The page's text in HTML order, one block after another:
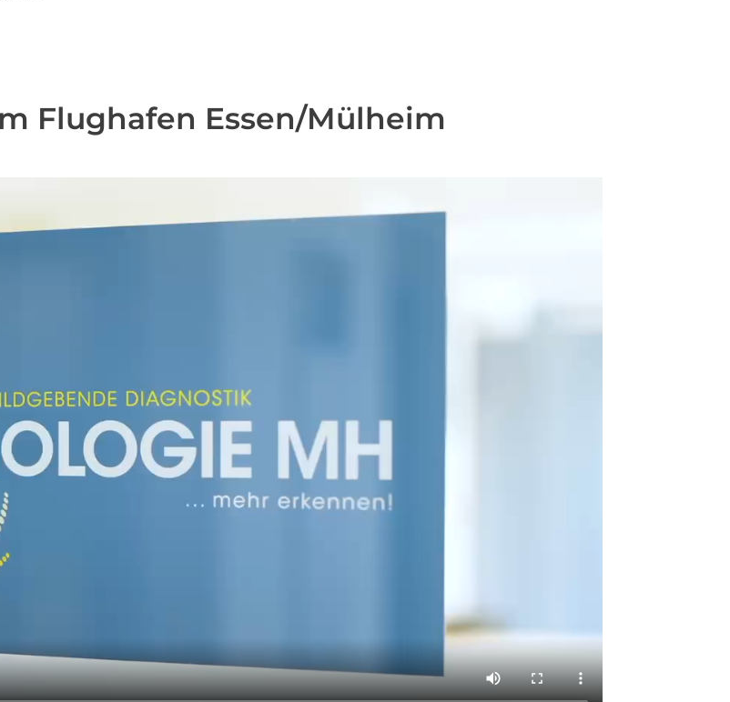
Flughafen Essen/Mülheim